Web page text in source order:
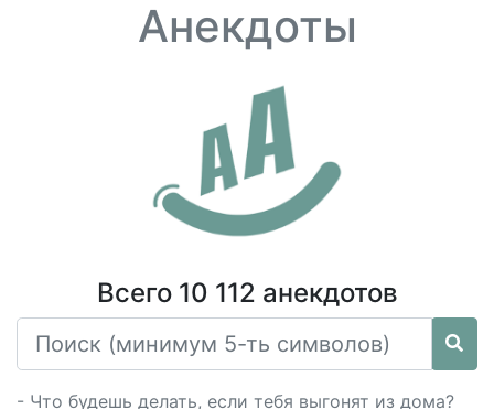
Анекдоты
Всего 10 112 анекдотов
- Что будешь делать, если тебя выгонят из дома?